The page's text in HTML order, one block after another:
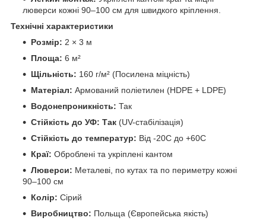
люверси кожні 90–100 см для швидкого кріплення.
Технічні характеристики
Розмір: 2 × 3 м
Площа: 6 м²
Щільність: 160 г/м² (Посилена міцність)
Матеріал: Армований поліетилен (HDPE + LDPE)
Водонепроникність: Так
Стійкість до УФ: Так (UV-стабілізація)
Стійкість до температур: Від -20C до +60C
Краї: Оброблені та укріплені кантом
Люверси: Металеві, по кутах та по периметру кожні
90–100 см
Колір: Сірий
Виробництво: Польща (Європейська якість)